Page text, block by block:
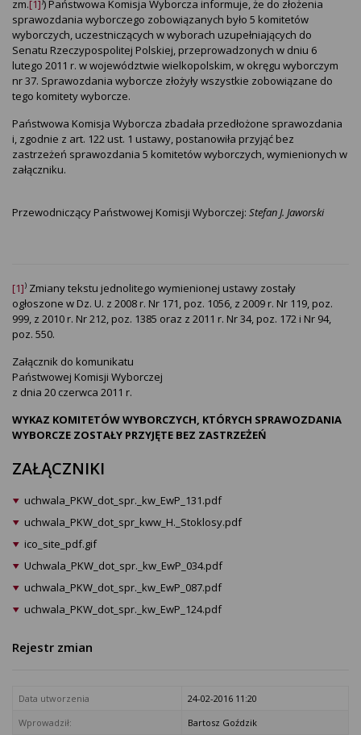
zm.[1] ) Państwowa Komisja Wyborcza informuje, że do złożenia
sprawozdania wyborczego zobowiązanych było 5 komitetów
wyborczych, uczestniczących w wyborach uzupełniających do
Senatu Rzeczypospolitej Polskiej, przeprowadzonych w dniu 6
lutego 2011 r. w województwie wielkopolskim, w okręgu wyborczym
nr 37. Sprawozdania wyborcze złożyły wszystkie zobowiązane do
tego komitety wyborcze.
Państwowa Komisja Wyborcza zbadała przedłożone sprawozdania
i, zgodnie z art. 122 ust. 1 ustawy, postanowiła przyjąć bez
zastrzeżeń sprawozdania 5 komitetów wyborczych, wymienionych w
załączniku.
Przewodniczący Państwowej Komisji Wyborczej: Stefan J. Jaworski
[1]) Zmiany tekstu jednolitego wymienionej ustawy zostały
ogłoszone w Dz. U. z 2008 r. Nr 171, poz. 1056, z 2009 r. Nr 119, poz.
999, z 2010 r. Nr 212, poz. 1385 oraz z 2011 r. Nr 34, poz. 172 i Nr 94,
poz. 550.
Załącznik do komunikatu
Państwowej Komisji Wyborczej
z dnia 20 czerwca 2011 r.
WYKAZ KOMITETÓW WYBORCZYCH, KTÓRYCH SPRAWOZDANIA
WYBORCZE ZOSTAŁY PRZYJĘTE BEZ ZASTRZEŻEŃ
ZAŁĄCZNIKI
uchwala_PKW_dot_spr._kw_EwP_131.pdf
uchwala_PKW_dot_spr_kww_H._Stoklosy.pdf
ico_site_pdf.gif
Uchwala_PKW_dot_spr._kw_EwP_034.pdf
uchwala_PKW_dot_spr._kw_EwP_087.pdf
uchwala_PKW_dot_spr._kw_EwP_124.pdf
Rejestr zmian
Data utworzenia
24-02-2016 11:20
Wprowadził:
Bartosz Goździk